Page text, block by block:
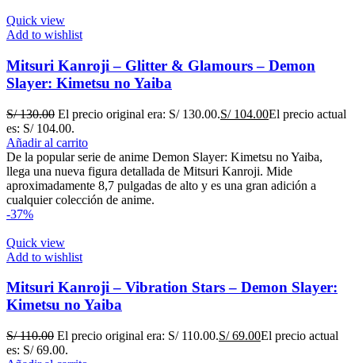
Quick view
Add to wishlist
Mitsuri Kanroji – Glitter & Glamours – Demon
Slayer: Kimetsu no Yaiba
S/130.00 El precio original era: S/ 130.00.S/104.00El precio actual
es: S/ 104.00.
Añadir al carrito
De la popular serie de anime Demon Slayer: Kimetsu no Yaiba,
llega una nueva figura detallada de Mitsuri Kanroji. Mide
aproximadamente 8,7 pulgadas de alto y es una gran adición a
cualquier colección de anime.
-37%
Quick view
Add to wishlist
Mitsuri Kanroji – Vibration Stars – Demon Slayer:
Kimetsu no Yaiba
S/110.00 El precio original era: S/ 110.00.S/69.00El precio actual
es: S/ 69.00.